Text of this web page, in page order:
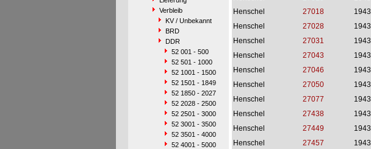
Verbleib
KV / Unbekannt
BRD
DDR
52 001 - 500
52 501 - 1000
52 1001 - 1500
52 1501 - 1849
52 1850 - 2027
52 2028 - 2500
52 2501 - 3000
52 3001 - 3500
52 3501 - 4000
52 4001 - 5000
Henschel
27018 1943
Henschel
27028 1943
Henschel
27031 1943
Henschel
27043 1943
Henschel
27046 1943
Henschel
27050 1943
Henschel
27077 1943
Henschel
27438 1943
Henschel
27449 1943
Henschel
27457 1943